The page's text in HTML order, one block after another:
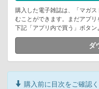
購入した電子雑誌は、「マガ
むことができます。まだアプリ
下記「アプリ内で買う」ボタン
ダ
購入前に目次をご確認